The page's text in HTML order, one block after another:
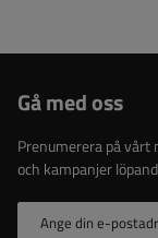
Gå med oss
Prenumerera på
och kampanjer
Ange din e-